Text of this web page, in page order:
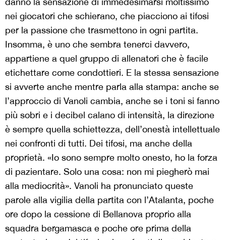
nei giocatori che schierano, che piacciono ai tifosi
per la passione che trasmettono in ogni partita.
Insomma, è uno che sembra tenerci davvero,
appartiene a quel gruppo di allenatori che è facile
etichettare come condottieri. E la stessa sensazione
si avverte anche mentre parla alla stampa: anche se
l’approccio di Vanoli cambia, anche se i toni si fanno
più sobri e i decibel calano di intensità, la direzione
è sempre quella schiettezza, dell’onestà intellettuale
nei confronti di tutti. Dei tifosi, ma anche della
proprietà. «Io sono sempre molto onesto, ho la forza
di pazientare. Solo una cosa: non mi piegherò mai
alla mediocrità». Vanoli ha pronunciato queste
parole alla vigilia della partita con l’Atalanta, poche
ore dopo la cessione di Bellanova proprio alla
squadra bergamasca e poche ore prima della